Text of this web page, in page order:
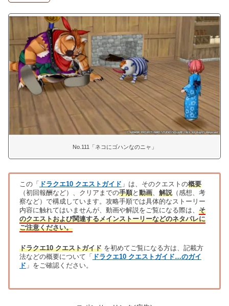
No.111「ネコにゴハンなのニャ」
この「 ドラクエ10 クエストガイド 」は、そのクエストの概要
（初回報酬など）、クリアまでの手順と 動画、 解説（感想、考
察など）で構成しています。攻略手順では具体的なストーリー
内容に触れてはいませんが、動画や解説をご覧になる際は、 そ
のクエストおよび関連するメインストーリーなどのネタバレに
ご注意ください。
ドラクエ10 クエストガイドを初めてご覧になる方は、記載方
法などの概要について「
ドラクエ10 クエストガイド…のガイ
ド 」をご確認ください。